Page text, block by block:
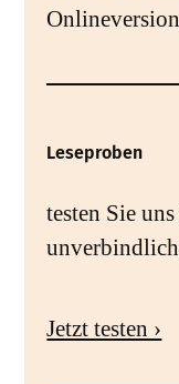
Leseproben
testen Sie
Jetzt testen ›